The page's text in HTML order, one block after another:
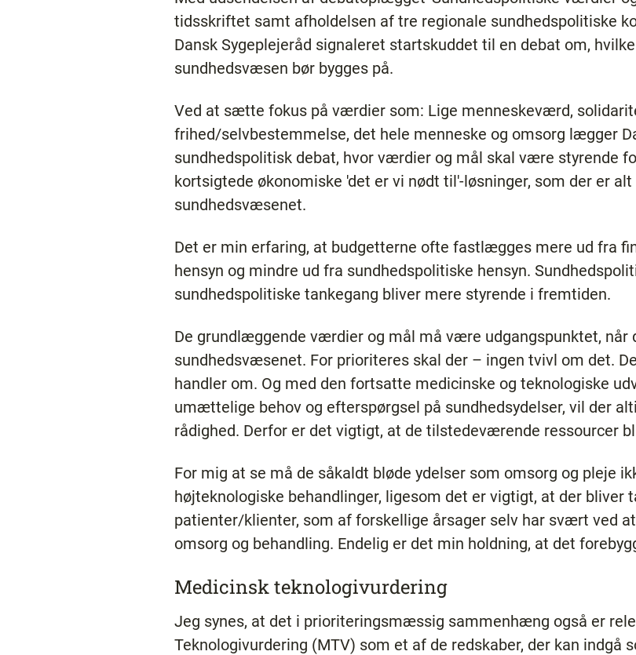
tidsskriftet samt afholdelsen af tre regionale sundhedspolitiske
Dansk Sygeplejeråd signaleret startskuddet til en debat om,
sundhedsvæsen bør bygges på.
Ved at sætte fokus på værdier som: Lige menneskeværd,
frihed/selvbestemmelse, det hele menneske og omsorg lægger
sundhedspolitisk debat, hvor værdier og mål skal være styrende
kortsigtede økonomiske 'det er vi nødt til'-løsninger, som der er
sundhedsvæsenet.
Det er min erfaring, at budgetterne ofte fastlægges mere ud fra
hensyn og mindre ud fra sundhedspolitiske hensyn.
sundhedspolitiske tankegang bliver mere styrende i fremtiden.
De grundlæggende værdier og mål må være udgangspunktet, når
sundhedsvæsenet. For prioriteres skal der – ingen tvivl om det.
handler om. Og med den fortsatte medicinske og teknologiske
umættelige behov og efterspørgsel på sundhedsydelser, vil der
rådighed. Derfor er det vigtigt, at de tilstedeværende ressourcer
For mig at se må de såkaldt bløde ydelser som omsorg og pleje
højteknologiske behandlinger, ligesom det er vigtigt, at der bliver
patienter/klienter, som af forskellige årsager selv har svært ved
omsorg og behandling. Endelig er det min holdning, at det
Medicinsk teknologivurdering
Jeg synes, at det i prioriteringsmæssig sammenhæng også er
Teknologivurdering (MTV) som et af de redskaber, der kan indgå